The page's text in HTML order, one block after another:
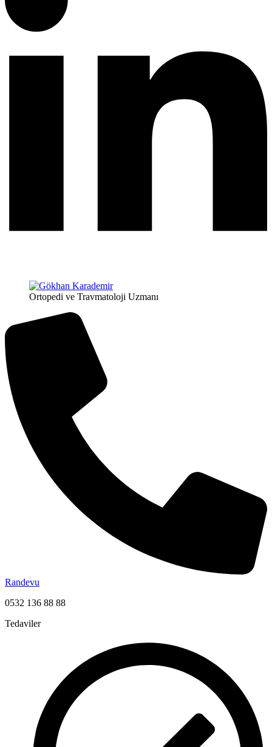
Ortopedi ve Travmatoloji Uzmanı
Randevu
0532 136 88 88
Tedaviler